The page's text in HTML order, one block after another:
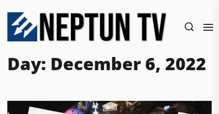
content
Day: December 6, 2022